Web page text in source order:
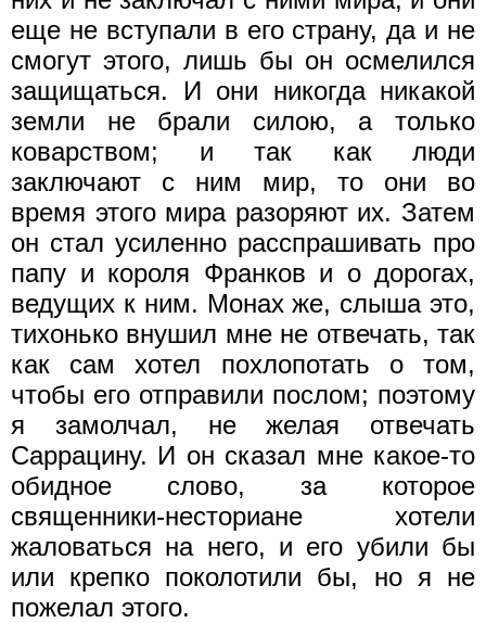
еще не вступали в его страну, да и не
смогут этого, лишь бы он осмелился
защищаться. И они никогда никакой
земли не брали силою, а только
коварством; и так как люди
заключают с ним мир, то они во
время этого мира разоряют их. Затем
он стал усиленно расспрашивать про
папу и короля Франков и о дорогах,
ведущих к ним. Монах же, слыша это,
тихонько внушил мне не отвечать, так
как сам хотел похлопотать о том,
чтобы его отправили послом; поэтому
я замолчал, не желая отвечать
Саррацину. И он сказал мне какое-то
обидное слово, за которое
священники-несториане хотели
жаловаться на него, и его убили бы
или крепко поколотили бы, но я не
пожелал этого.